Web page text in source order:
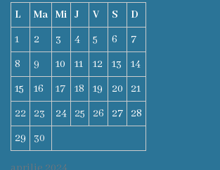
Consilieri
Regulamentul
Consiliului
Ședințele
Consiliului
online
L Ma Mi J V S
D
1
2 3 4 5 6
7
8
9 10 11 12 13
14
15
16 17 18 19 20
21
22
23 24 25 26 27
28
29
30